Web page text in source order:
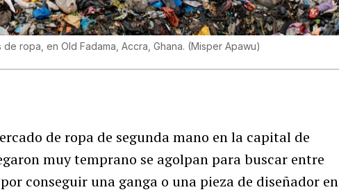
ropa, en Old Fadama, Accra, Ghana. (Misper Apawu)
de ropa de segunda mano en la capital de
muy temprano se agolpan para buscar entre
conseguir una ganga o una pieza de diseñador en